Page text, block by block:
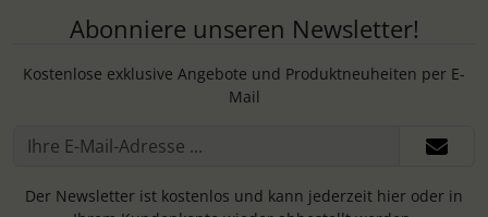
Abonniere unseren Newsletter!
Kostenlose exklusive Angebote und Produktneuheiten per E-
Mail
Der Newsletter ist kostenlos und kann jederzeit hier oder in